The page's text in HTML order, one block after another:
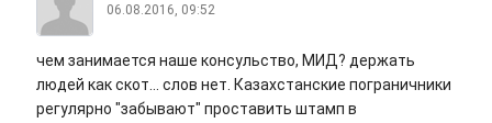
06.08.2016, 09:52
чем занимается наше консульство, МИД? держать
людей как скот... слов нет. Казахстанские пограничники
регулярно "забывают" проставить штамп в